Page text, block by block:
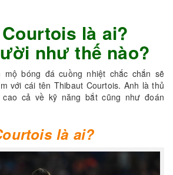
là ai?
như thế nào?
mộ bóng đá cuồng nhiệt chắc chắn sẽ
với cái tên Thibaut Courtois. Anh là thủ
cả về kỹ năng bắt cũng như đoán
là ai?